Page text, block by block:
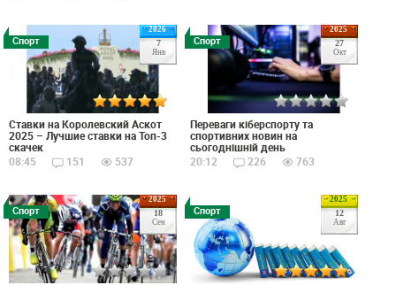
2026
7
Янв
Спорт
Ставки на Королевский Аскот
2025 – Лучшие ставки на Топ-3
скачек
08:45
151 537
2025
27
Окт
Спорт
Переваги кіберспорту та
спортивних новин на
сьогоднішній день
20:12
226 763
2025
18
Сен
Спорт
2025
12
Авг
Спорт